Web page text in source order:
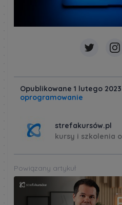
Opublikowane 1 lutego
oprogramowanie
strefakursów.pl
kursy i szkolenia
Powiązany artykuł